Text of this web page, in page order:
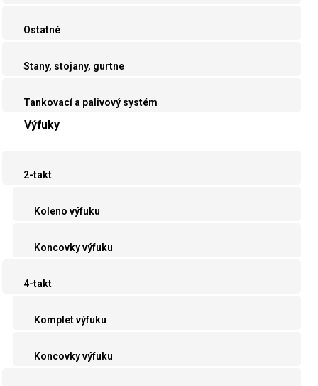
Ostatné
Stany, stojany, gurtne
Tankovací a palivový systém
Výfuky
2-takt
Koleno výfuku
Koncovky výfuku
4-takt
Komplet výfuku
Koncovky výfuku